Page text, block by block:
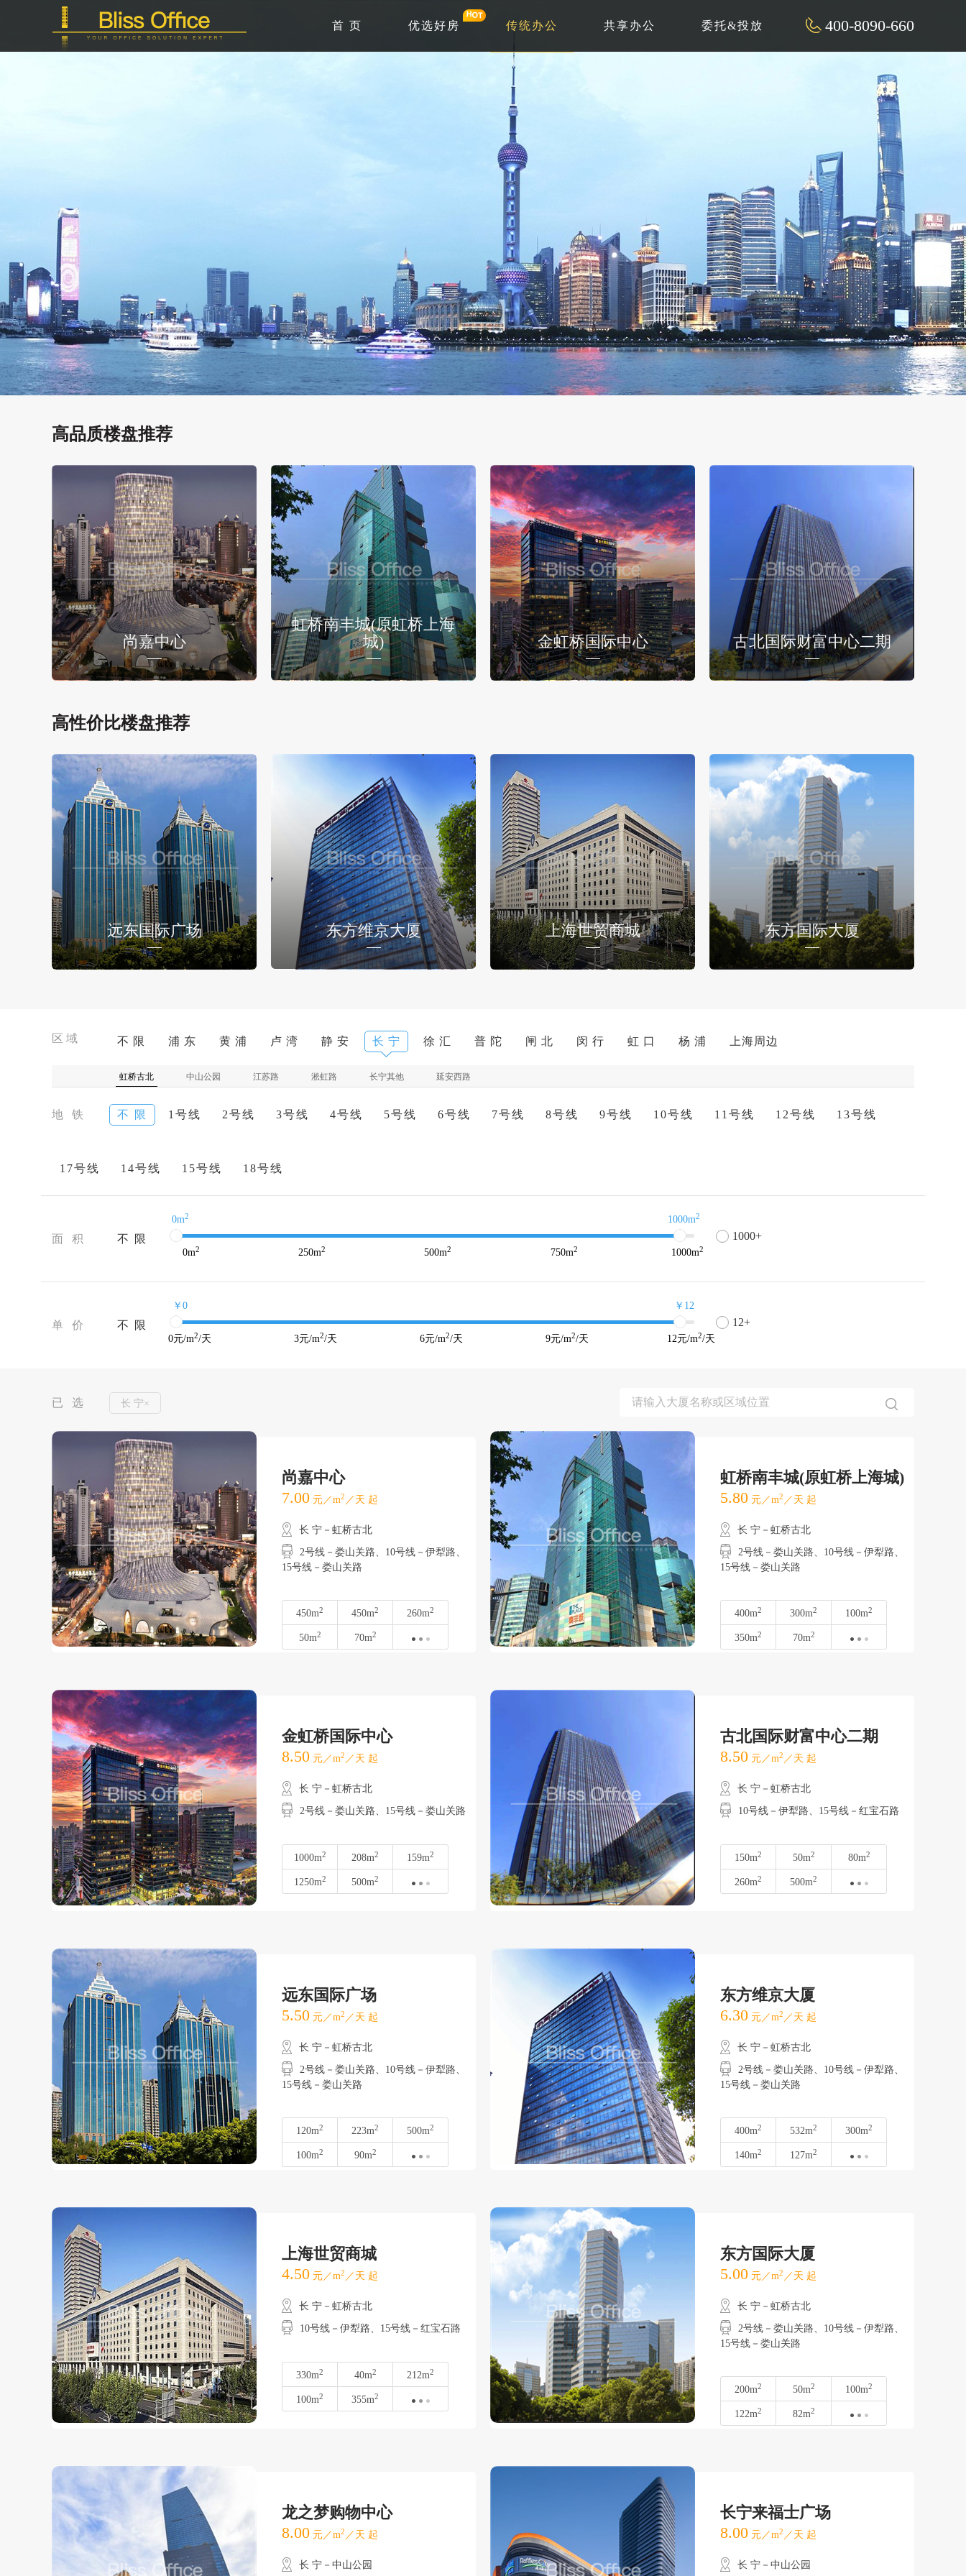
400-8090-660
首 页 优选好房 传统办公 共享办公 委托&投放
高品质楼盘推荐
尚嘉中心
虹桥南丰城(原虹桥上海
城)
金虹桥国际中心 古北国际财富中心二期
高性价比楼盘推荐
远东国际广场 东方维京大厦 上海世贸商城 东方国际大厦
区域 不 限 浦 东 黄 浦 卢 湾 静 安 长 宁 徐 汇 普 陀 闸 北 闵 行 虹 口 杨 浦 上海周边
虹桥古北 中山公园 江苏路 淞虹路 长宁其他 延安西路
地 铁 不 限 1号线 2号线 3号线 4号线 5号线 6号线 7号线 8号线 9号线 10号线 11号线 12号线 13号线
17号线 14号线 15号线 18号线
面 积 不 限
0m2 1000m2
0m2 250m2 500m2 750m2 1000m2
1000+
单 价 不 限
￥0 ￥12
0元/m2/天 3元/m2/天 6元/m2/天 9元/m2/天 12元/m2/天
12+
已 选 长 宁×
尚嘉中心
7.00 元／m2 ／天 起
长 宁－虹桥古北
2号线－娄山关路、10号线－伊犁路、
15号线－娄山关路
450m2 450m2 260m2
50m2 70m2
虹桥南丰城(原虹桥上海城)
5.80 元／m2 ／天 起
长 宁－虹桥古北
2号线－娄山关路、10号线－伊犁路、
15号线－娄山关路
400m2 300m2 100m2
350m2 70m2
金虹桥国际中心
8.50 元／m2 ／天 起
长 宁－虹桥古北
2号线－娄山关路、15号线－娄山关路
1000m2 208m2 159m2
1250m2 500m2
古北国际财富中心二期
8.50 元／m2 ／天 起
长 宁－虹桥古北
10号线－伊犁路、15号线－红宝石路
150m2 50m2 80m2
260m2 500m2
远东国际广场
5.50 元／m2 ／天 起
长 宁－虹桥古北
2号线－娄山关路、10号线－伊犁路、
15号线－娄山关路
120m2 223m2 500m2
100m2 90m2
东方维京大厦
6.30 元／m2 ／天 起
长 宁－虹桥古北
2号线－娄山关路、10号线－伊犁路、
15号线－娄山关路
400m2 532m2 300m2
140m2 127m2
上海世贸商城
4.50 元／m2 ／天 起
长 宁－虹桥古北
10号线－伊犁路、15号线－红宝石路
330m2 40m2 212m2
100m2 355m2
东方国际大厦
5.00 元／m2 ／天 起
长 宁－虹桥古北
2号线－娄山关路、10号线－伊犁路、
15号线－娄山关路
200m2 50m2 100m2
122m2 82m2
龙之梦购物中心
8.00 元／m2 ／天 起
长 宁－中山公园
长宁来福士广场
8.00 元／m2 ／天 起
长 宁－中山公园